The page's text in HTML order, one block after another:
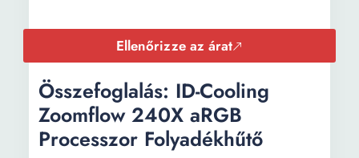
Ellenőrizze az árat
Összefoglalás: ID-Cooling
Zoomflow 240X aRGB
Processzor Folyadékhűtő